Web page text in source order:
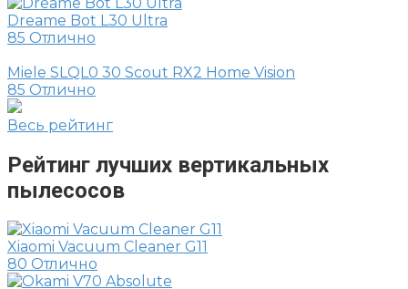
Dreame Bot L30 Ultra
85 Отлично
Miele SLQL0 30 Scout RX2 Home Vision
85 Отлично
Весь рейтинг
Рейтинг лучших вертикальных
пылесосов
Xiaomi Vacuum Cleaner G11
80 Отлично